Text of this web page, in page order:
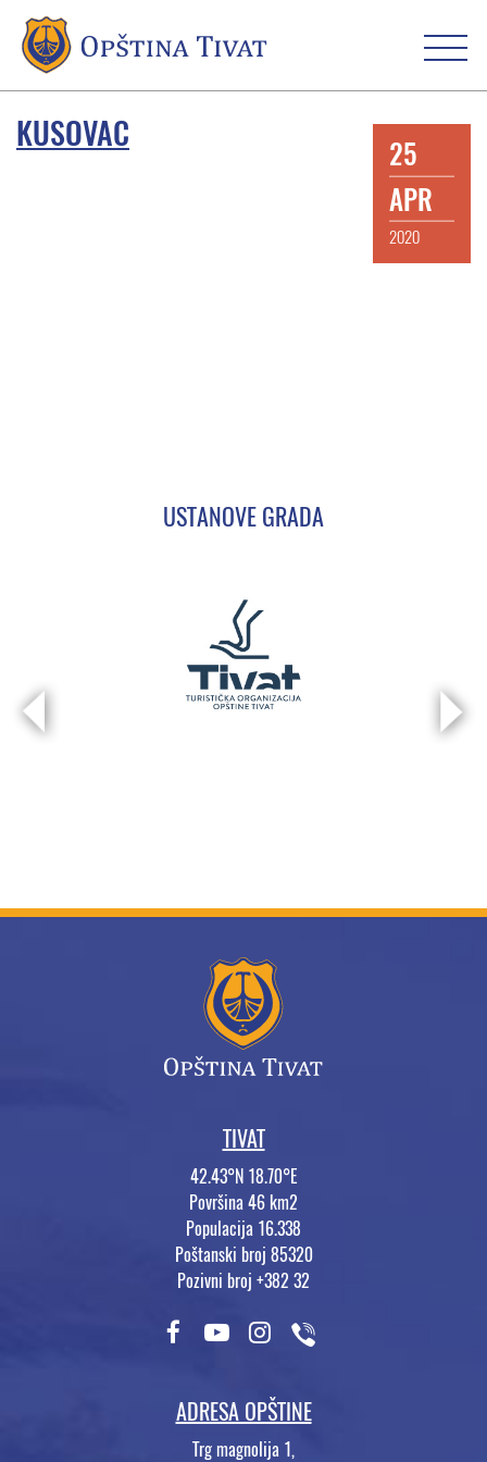
KUSOVAC
25
APR
2020
USTANOVE GRADA
TIVAT
42.43°N 18.70°E
Površina 46 km2
Populacija 16.338
Poštanski broj 85320
Pozivni broj +382 32
ADRESA OPŠTINE
Trg magnolija 1,